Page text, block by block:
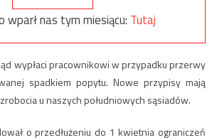
wparł nas tym miesiącu: Tutaj
wypłaci pracownikowi w przypadku przerwy
spadkiem popytu. Nowe przypisy mają
u naszych południowych sąsiadów.
o przedłużeniu do 1 kwietnia ograniczeń